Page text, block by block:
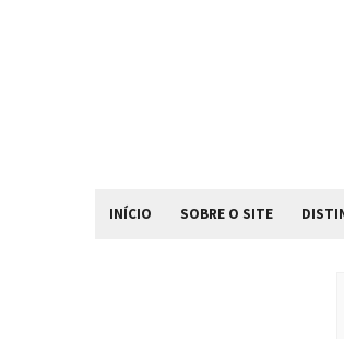
INÍCIO SOBRE O SITE